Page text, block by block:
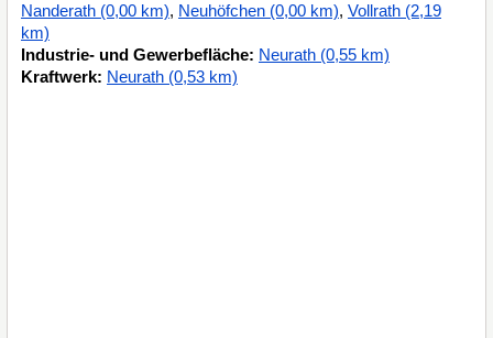
Nanderath (0,00 km), Neuhöfchen (0,00 km), Vollrath (2,19
km)
Industrie- und Gewerbefläche: Neurath (0,55 km)
Kraftwerk: Neurath (0,53 km)